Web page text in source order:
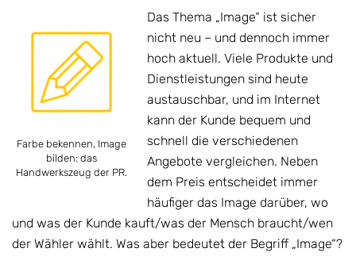
Farbe bekennen, Image
bilden: das
Handwerkszeug der PR.
Das Thema „Image“ ist sicher
nicht neu – und dennoch immer
hoch aktuell. Viele Produkte und
Dienstleistungen sind heute
austauschbar, und im Internet
kann der Kunde bequem und
schnell die verschiedenen
Angebote vergleichen. Neben
dem Preis entscheidet immer
häufiger das Image darüber, wo
und was der Kunde kauft/was der Mensch braucht/wen
der Wähler wählt. Was aber bedeutet der Begriff „Image“?